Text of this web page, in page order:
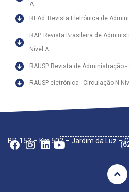
A
REAd. Revista Eletrônica de
RAP. Revista Brasileira de
Nível A
RAUSP. Revista de Administração
RAUSP-eletrônica - Circulação N
BR-153 – Km 502 – Jardim da Luz –